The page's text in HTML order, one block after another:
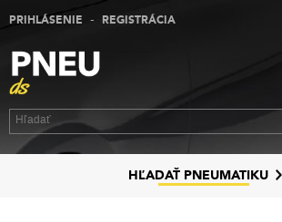
PRIHLÁSENIE - REGISTRÁCIA
VÝPREDAJ PNEUMATÍK
VÝPREDAJ ALU DISKOV
VÝPREDAJ PLECHOVÝCH DISKOV
HĽADAŤ PNEUMATIKU